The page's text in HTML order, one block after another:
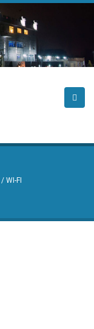
WI-FI